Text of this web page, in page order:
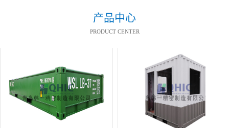
产品中心
PRODUCT CENTER